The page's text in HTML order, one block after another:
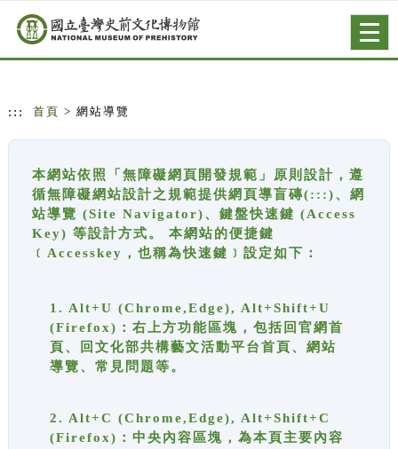
跳到主要內容
網站導覽
::: 首頁 > 網站導覽
本網站依照「無障礙網頁開發規範」原則設計，遵
循無障礙網站設計之規範提供網頁導盲磚(:::)、網
站導覽 (Site Navigator)、鍵盤快速鍵 (Access
Key) 等設計方式。 本網站的便捷鍵
﹝Accesskey，也稱為快速鍵﹞設定如下：
1. Alt+U (Chrome,Edge), Alt+Shift+U
(Firefox)：右上方功能區塊，包括回官網首
頁、回文化部共構藝文活動平台首頁、網站
導覽、常見問題等。
2. Alt+C (Chrome,Edge), Alt+Shift+C
(Firefox)：中央內容區塊，為本頁主要內容